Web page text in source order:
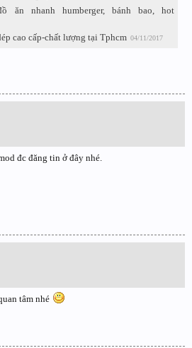
ăn nhanh humberger, bánh bao, hot
cao cấp-chất lượng tại Tphcm 04/11/2017
đc đăng tin ở đây nhé.
tâm nhé